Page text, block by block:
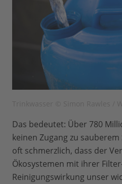
Das bedeutet: Über 780
keinen Zugang zu
oft schmerzlich, dass der
Ökosystemen mit ihrer
Reinigungswirkung unser